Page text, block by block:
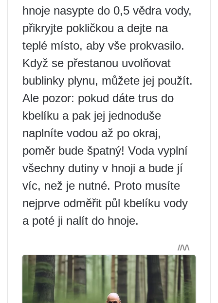
hnoje nasypte do 0,5 vědra vody,
přikryjte pokličkou a dejte na
teplé místo, aby vše prokvasilo.
Když se přestanou uvolňovat
bublinky plynu, můžete jej použít.
Ale pozor: pokud dáte trus do
kbelíku a pak jej jednoduše
naplníte vodou až po okraj,
poměr bude špatný! Voda vyplní
všechny dutiny v hnoji a bude jí
víc, než je nutné. Proto musíte
nejprve odměřit půl kbelíku vody
a poté ji nalít do hnoje.